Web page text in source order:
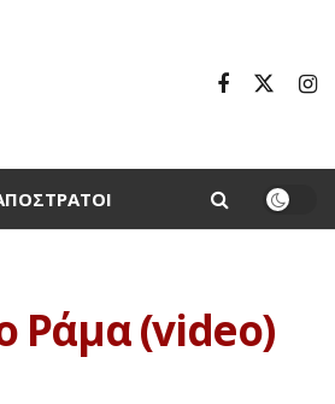
Ράμα (video)